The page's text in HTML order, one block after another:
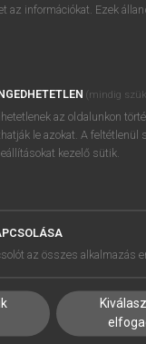
az információkat. Ezek
(mindig
az oldalunkon
le azokat. A
kezelő sütik.
az összes alkalmazás